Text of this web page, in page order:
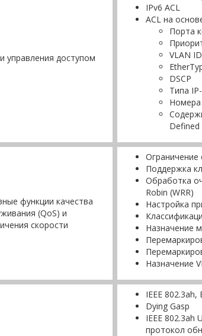
управления доступом
IPv6 ACL
ACL на
Порта
VLAN ID
DSCP
Типа
Номера
Defined
функции качества
(QoS) и
скорости
Ограничение
Поддержка
Обработка
Robin (WRR)
Настройка
Назначение
Назначение
IEEE
Dying Gasp
IEEE 802.3ah
протокол